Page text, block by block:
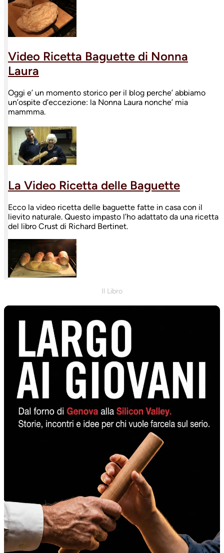
Video Ricetta Baguette di Nonna
Laura
Oggi e’ un momento storico per il blog perche’ abbiamo
un’ospite d’eccezione: la Nonna Laura nonche’ mia
mammma.
La Video Ricetta delle Baguette
Ecco la video ricetta delle baguette fatte in casa con il
lievito naturale. Questo impasto l’ho adattato da una ricetta
del libro Crust di Richard Bertinet.
Il Libro